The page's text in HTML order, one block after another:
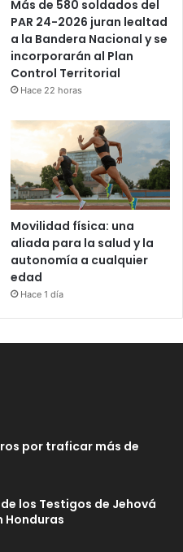
Más de 580 soldados del
PAR 24-2026 juran lealtad
a la Bandera Nacional y se
incorporarán al Plan
Control Territorial
Hace 22 horas
Movilidad física: una
aliada para la salud y la
autonomía a cualquier
edad
Hace 1 día
por traficar más de
los Testigos de Jehová
Honduras